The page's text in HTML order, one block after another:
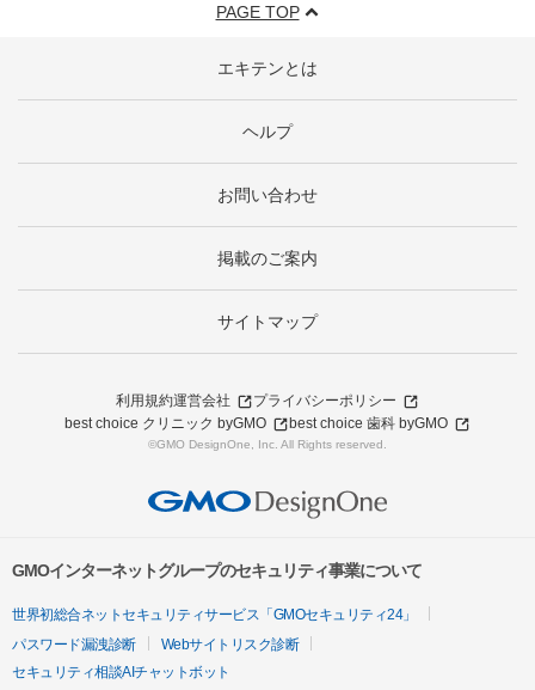
PAGE TOP
エキテンとは
ヘルプ
お問い合わせ
掲載のご案内
サイトマップ
利用規約運営会社
プライバシーポリシー
best choice クリニック byGMO
best choice 歯科 byGMO
©GMO DesignOne, Inc. All Rights reserved.
GMOインターネットグループのセキュリティ事業について
世界初総合ネットセキュリティサービス「GMOセキュリティ24」
パスワード漏洩診断
Webサイトリスク診断
セキュリティ相談AIチャットボット